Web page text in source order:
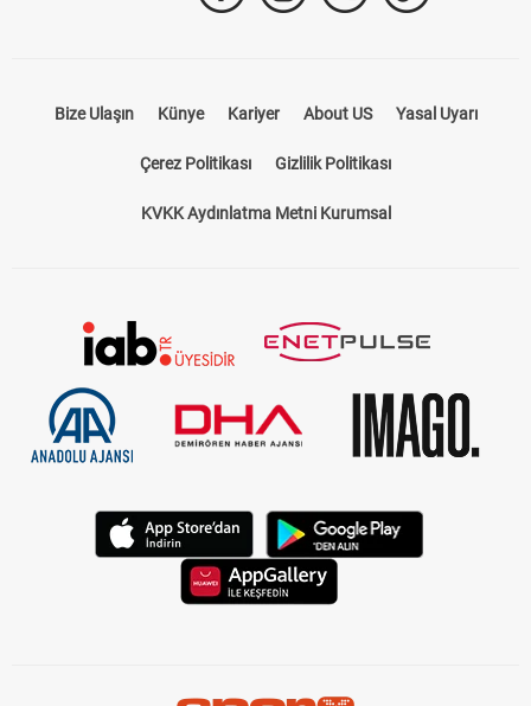
Bize Ulaşın Künye Kariyer About US Yasal Uyarı
Çerez Politikası Gizlilik Politikası
KVKK Aydınlatma Metni Kurumsal